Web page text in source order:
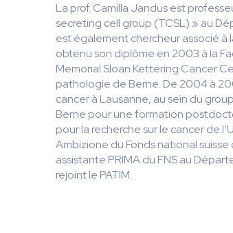
La prof. Camilla Jandus est
secreting cell group (TCSL) » au
est également chercheur associé à
obtenu son diplôme en 2003 à la
Memorial Sloan Kettering Cancer
pathologie de Berne. De 2004 à
cancer à Lausanne, au sein du
Berne pour une formation
pour la recherche sur le cancer de
Ambizione du Fonds national
assistante PRIMA du FNS au
rejoint le PATIM.